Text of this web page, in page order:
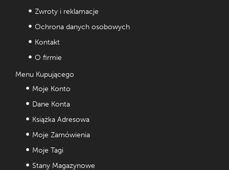
Zwroty i reklamacje
Ochrona danych osobowych
Kontakt
O firmie
Menu Kupującego
Moje Konto
Dane Konta
Książka Adresowa
Moje Zamówienia
Moje Tagi
Stany Magazynowe